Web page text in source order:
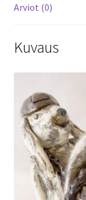
Arviot (0)
Kuvaus